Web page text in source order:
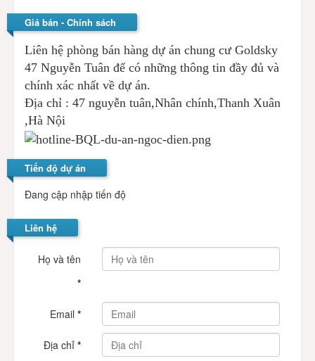
Giá bán - Chính sách
Liên hệ phòng bán hàng dự án chung cư Goldsky
47 Nguyễn Tuân để có những thông tin đầy đủ và
chính xác nhất về dự án.
Địa chỉ : 47 nguyễn tuân,Nhân chính,Thanh Xuân
,Hà Nội
Tiến độ dự án
Đang cập nhập tiến độ
Liên hệ
Họ và tên
*
Email *
Địa chỉ *